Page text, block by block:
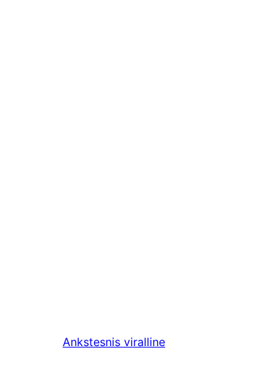
Ankstesnis viralline